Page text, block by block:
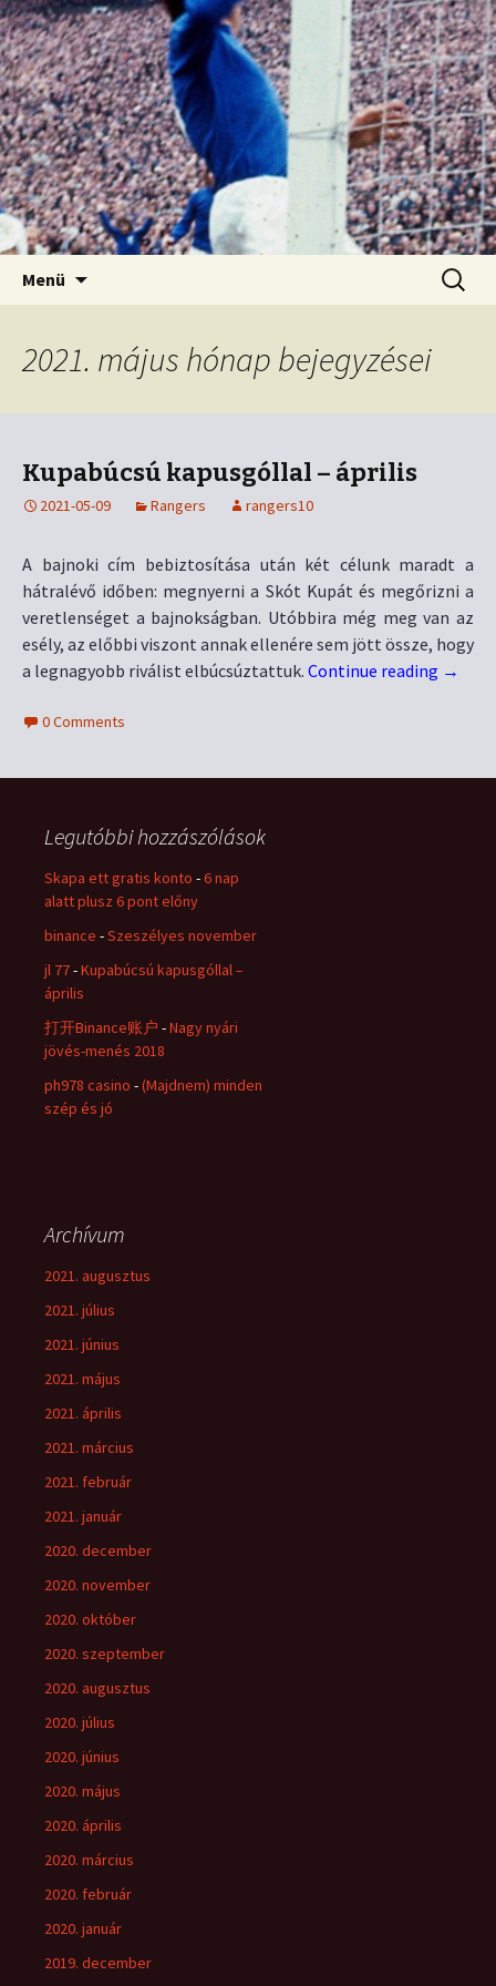
Old Firm blog
Kordon nélkül
Menü
2021. május hónap bejegyzései
Kupabúcsú kapusgóllal – április
2021-05-09 Rangers rangers10
A bajnoki cím bebiztosítása után két célunk maradt a
hátralévő időben: megnyerni a Skót Kupát és megőrizni a
veretlenséget a bajnokságban. Utóbbira még meg van az
esély, az előbbi viszont annak ellenére sem jött össze, hogy
a legnagyobb riválist elbúcsúztattuk. Continue reading →
0 Comments
Legutóbbi hozzászólások
Skapa ett gratis konto -6 nap
alatt plusz 6 pont előny
binance -Szeszélyes november
jl 77-Kupabúcsú kapusgóllal –
április
打开Binance账户 -Nagy nyári
jövés-menés 2018
ph978 casino -(Majdnem) minden
szép és jó
Archívum
2021. augusztus
2021. július
2021. június
2021. május
2021. április
2021. március
2021. február
2021. január
2020. december
2020. november
2020. október
2020. szeptember
2020. augusztus
2020. július
2020. június
2020. május
2020. április
2020. március
2020. február
2020. január
2019. december